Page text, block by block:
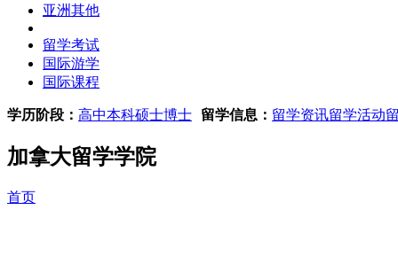
亚洲其他
留学考试
国际游学
国际课程
学历阶段： 高中本科硕士博士 留学信息： 留学资讯留学活动
加拿大留学学院
首页